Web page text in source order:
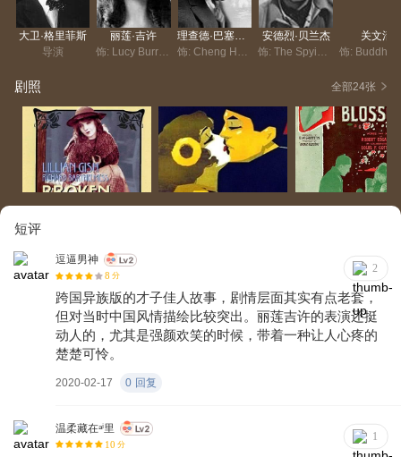
大卫·格里菲斯
导演
丽莲·吉许
理查德·巴塞尔梅斯
安德烈·贝兰杰
关文清
剧照 全部24张
短评
逗逼男神
8 分
2
跨国异族版的才子佳人故事，剧情层面其实有点老套，
但对当时中国风情描绘比较突出。丽莲吉许的表演还挺
动人的，尤其是强颜欢笑的时候，带着一种让人心疼的
楚楚可怜。
2020-02-17 0 回复
温柔藏在ᵃⁱ里
10 分
1